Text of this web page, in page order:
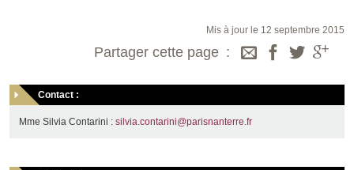
Mis à jour le 12 septembre 2015
Partager cette page
Contact :
Mme Silvia Contarini : silvia.contarini@parisnanterre.fr